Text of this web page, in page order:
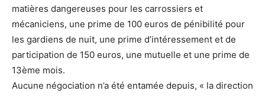
matières dangereuses pour les carrossiers et
mécaniciens, une prime de 100 euros de pénibilité pour
les gardiens de nuit, une prime d’intéressement et de
participation de 150 euros, une mutuelle et une prime de
13ème mois.
Aucune négociation n’a été entamée depuis, « la direction